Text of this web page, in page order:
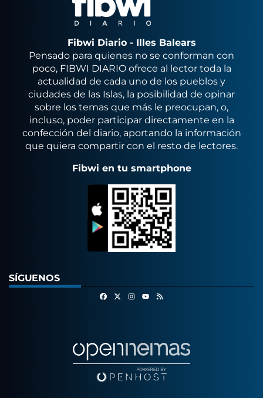
Fibwi Diario - Illes Balears
Pensado para quienes no se conforman con
poco, FIBWI DIARIO ofrece al lector toda la
actualidad de cada uno de los pueblos y
ciudades de las Islas, la posibilidad de opinar
sobre los temas que más le preocupan, o,
incluso, poder participar directamente en la
confección del diario, aportando la información
que quiera compartir con el resto de lectores.
Fibwi en tu smartphone
SÍGUENOS
FacebookInstagram